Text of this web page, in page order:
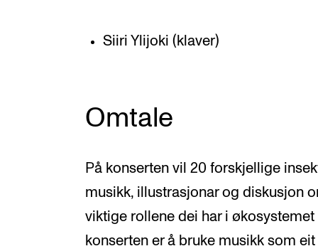
Siiri Ylijoki (klaver)
Omtale
På konserten vil 20 forskjellige
musikk, illustrasjonar og diskusjon
viktige rollene dei har i
konserten er å bruke musikk som